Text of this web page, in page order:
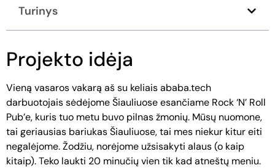
Turinys
Projekto idėja
Vieną vasaros vakarą aš su keliais ababa.tech
darbuotojais sėdėjome Šiauliuose esančiame Rock ‘N’ Roll
Pub’e, kuris tuo metu buvo pilnas žmonių. Mūsų nuomone,
tai geriausias bariukas Šiauliuose, tai mes niekur kitur eiti
negalėjome. Žodžiu, norėjome užsisakyti alaus (o kaip
kitaip). Teko laukti 20 minučių vien tik kad atneštų meniu.